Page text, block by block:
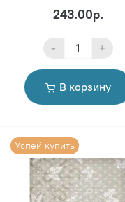
243.00р.
- +
В корзину
Успей купить